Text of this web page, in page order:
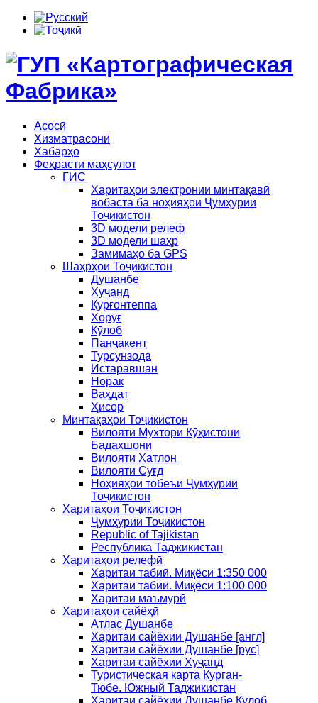
Асосӣ
Хизматрасонӣ
Хабарҳо
Феҳрасти маҳсулот
ГИС
Харитаҳои электронии минтақавӣ
вобаста ба ноҳияҳои Ҷумҳурии
Тоҷикистон
3D модели релеф
3D модели шаҳр
Замимаҳо ба GPS
Шаҳрҳои Тоҷикистон
Душанбе
Хуҷанд
Қӯрғонтеппа
Хоруғ
Кӯлоб
Панҷакент
Турсунзода
Истаравшан
Норак
Ваҳдат
Ҳисор
Минтақаҳои Тоҷикистон
Вилояти Мухтори Кӯҳистони
Бадахшони
Вилояти Хатлон
Вилояти Суғд
Ноҳияҳои тобеъи Ҷумҳурии
Тоҷикистон
Харитаҳои Тоҷикистон
Ҷумҳурии Тоҷикистон
Republic of Tajikistan
Республика Таджикистан
Харитаҳои релефӣ
Харитаи табиӣ. Миқёси 1:350 000
Харитаи табиӣ. Миқёси 1:100 000
Харитаи маъмурӣ
Харитаҳои сайёҳӣ
Атлас Душанбе
Харитаи сайёхии Душанбе [англ]
Харитаи сайёхии Душанбе [рус]
Харитаи сайёхии Хуҷанд
Туристическая карта Курган-
Тюбе. Южный Таджикистан
Харитаи сайёхии Душанбе Кӯлоб